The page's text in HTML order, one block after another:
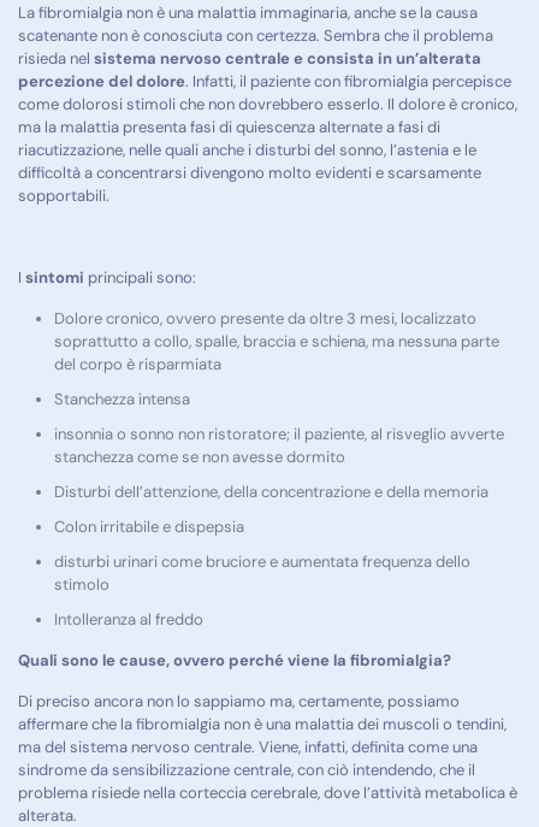
La fibromialgia non è una malattia immaginaria, anche se la causa
scatenante non è conosciuta con certezza. Sembra che il problema
risieda nel sistema nervoso centrale e consista in un’alterata
percezione del dolore. Infatti, il paziente con fibromialgia percepisce
come dolorosi stimoli che non dovrebbero esserlo. Il dolore è cronico,
ma la malattia presenta fasi di quiescenza alternate a fasi di
riacutizzazione, nelle quali anche i disturbi del sonno, l’astenia e le
difficoltà a concentrarsi divengono molto evidenti e scarsamente
sopportabili.
I sintomi principali sono:
Dolore cronico, ovvero presente da oltre 3 mesi, localizzato
soprattutto a collo, spalle, braccia e schiena, ma nessuna parte
del corpo è risparmiata
Stanchezza intensa
insonnia o sonno non ristoratore; il paziente, al risveglio avverte
stanchezza come se non avesse dormito
Disturbi dell’attenzione, della concentrazione e della memoria
Colon irritabile e dispepsia
disturbi urinari come bruciore e aumentata frequenza dello
stimolo
Intolleranza al freddo
Quali sono lecause, ovvero perché viene la fibromialgia?
Di preciso ancora non lo sappiamo ma, certamente, possiamo
affermare che la fibromialgia non è una malattia dei muscoli o tendini,
ma del sistema nervoso centrale. Viene, infatti, definita come una
sindrome da sensibilizzazione centrale, con ciò intendendo, che il
problema risiede nella corteccia cerebrale, dove l’attività metabolica è
alterata.